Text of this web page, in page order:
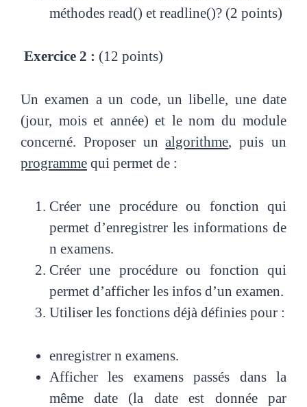
méthodes read() et readline()? (2 points)
Exercice 2 : (12 points)
Un examen a un code, un libelle, une date
(jour, mois et année) et le nom du module
concerné. Proposer unalgorithme, puis un
programme qui permet de :
Créer une procédure ou fonction qui
permet d’enregistrer les informations de
n examens.
Créer une procédure ou fonction qui
permet d’afficher les infos d’un examen.
Utiliser les fonctions déjà définies pour :
enregistrer n examens.
Afficher les examens passés dans la
même date (la date est donnée par